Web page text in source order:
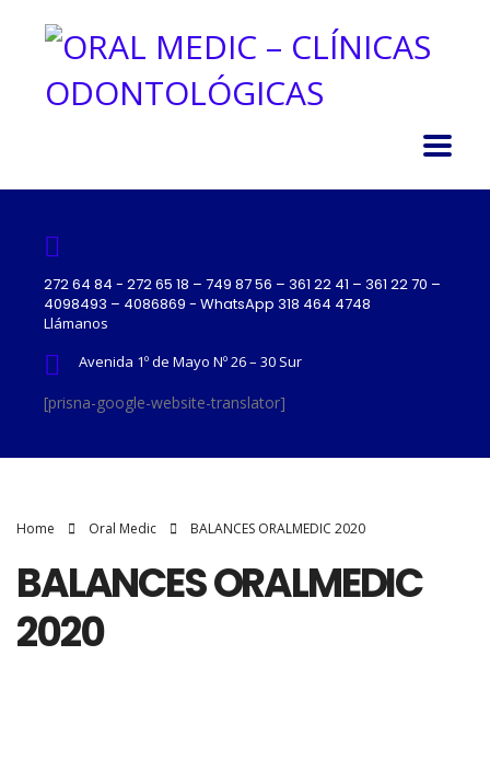
272 64 84 - 272 65 18 – 749 87 56 – 361 22 41 – 361 22 70 –
4098493 – 4086869 - WhatsApp 318 464 4748
Llámanos
Avenida 1º de Mayo Nº 26 – 30 Sur
[prisna-google-website-translator]
Home Oral Medic BALANCES ORALMEDIC 2020
BALANCES ORALMEDIC
2020